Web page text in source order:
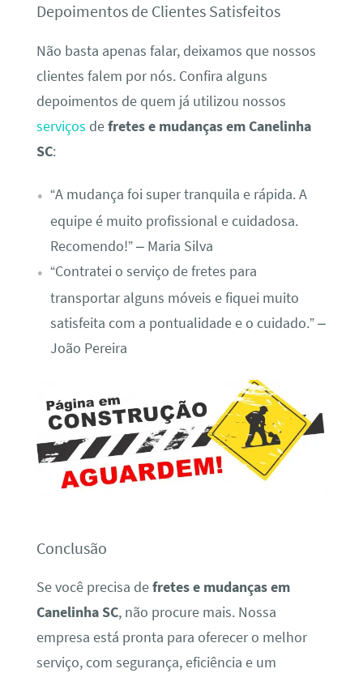
Depoimentos de Clientes Satisfeitos
Não basta apenas falar, deixamos que nossos
clientes falem por nós. Confira alguns
depoimentos de quem já utilizou nossos
serviços defretes e mudanças em Canelinha
SC:
“A mudança foi super tranquila e rápida. A
equipe é muito profissional e cuidadosa.
Recomendo!” – Maria Silva
“Contratei o serviço de fretes para
transportar alguns móveis e fiquei muito
satisfeita com a pontualidade e o cuidado.” –
João Pereira
Conclusão
Se você precisa defretes e mudanças em
Canelinha SC, não procure mais. Nossa
empresa está pronta para oferecer o melhor
serviço, com segurança, eficiência e um